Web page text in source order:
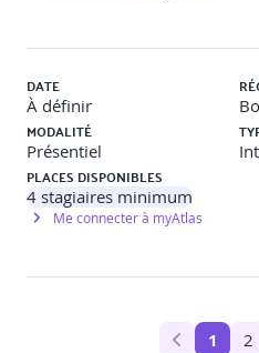
DATE
À définir
MODALITÉ
Présentiel
PLACES DISPONIBLES
4 stagiaires minimum
Me connecter à myAtlas
1 2